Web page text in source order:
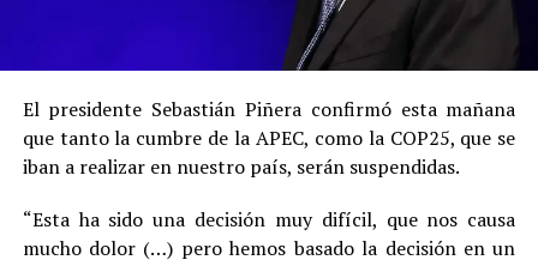
El presidente Sebastián Piñera confirmó esta mañana
que tanto la cumbre de la APEC, como la COP25, que se
iban a realizar en nuestro país, serán suspendidas.
“Esta ha sido una decisión muy difícil, que nos causa
mucho dolor (…) pero hemos basado la decisión en un